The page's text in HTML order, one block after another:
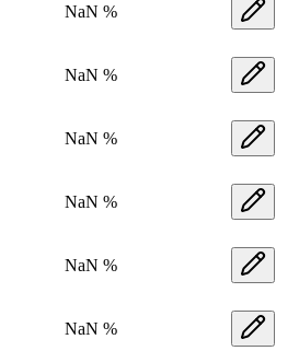
NaN %
NaN %
NaN %
NaN %
NaN %
NaN %